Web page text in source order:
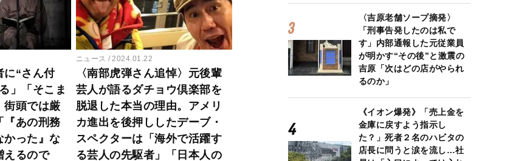
に“さん付
」「そこま
街頭では厳
『あの刑務
かった』な
えるので
ニュース 2024.01.22
〈南部虎弾さん追悼〉元後輩
芸人が語るダチョウ倶楽部を
脱退した本当の理由。アメリ
カ進出を後押ししたデーブ・
スペクターは「海外で活躍す
る芸人の先駆者」「日本人の
〈吉原老舗ソープ摘発〉
「刑事告発したのは私で
す」内部通報した元従業員
が明かす“その後”と激震の
吉原「次はどの店がやられ
るのか」
《イオン爆発》「売上金を
金庫に戻すよう指示し
た？」死者２名のハビタの
店長に問うと涙を流し…社